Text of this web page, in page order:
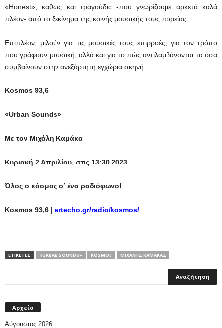
«Honest», καθώς και τραγούδια -που γνωρίζουμε αρκετά καλά
πλέον- από το ξεκίνημα της κοινής μουσικής τους πορείας.
Επιπλέον, μιλούν για τις μουσικές τους επιρροές, για τον τρόπο
που γράφουν μουσική, αλλά και για το πώς αντιλαμβάνονται τα όσα
συμβαίνουν στην ανεξάρτητη εγχώρια σκηνή.
Kosmos 93,6
«Urban Sounds»
Με τον Μιχάλη Καμάκα
Κυριακή 2 Απριλίου, στις 13:30 2023
Όλος ο κόσμος σ’ ένα ραδιόφωνο!
Kosmos 93,6 | ertecho.gr/radio/kosmos/
ΕΤΙΚΕΤΕΣ «URBAN SOUNDS» KOSMOS ΜΙΧΆΛΗΣ ΚΑΜΆΚΑΣ
Αρχείο
Αύγουστος 2026